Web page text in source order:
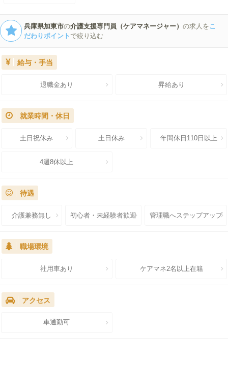
兵庫県加東市の介護支援専門員（ケアマネージャー）の求人をこ
だわりポイント で絞り込む
給与・手当
退職金あり 昇給あり
就業時間・休日
土日祝休み 土日休み 年間休日110日以上
4週8休以上
待遇
介護兼務無し 初心者・未経験者歓迎 管理職へステップアップ
職場環境
社用車あり ケアマネ2名以上在籍
アクセス
車通勤可